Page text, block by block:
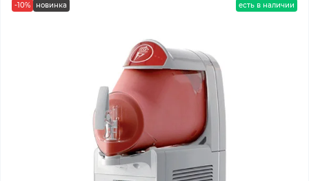
-10% новинка есть в наличии